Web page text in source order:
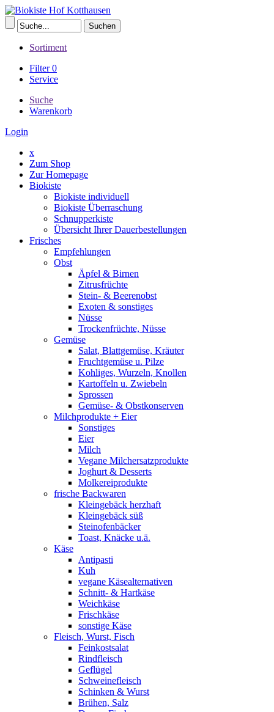
Sortiment
Filter0
Service
Suche
Warenkorb
Login
x
Zum Shop
Zur Homepage
Biokiste
Biokiste individuell
Biokiste Überraschung
Schnupperkiste
Übersicht Ihrer Dauerbestellungen
Frisches
Empfehlungen
Obst
Äpfel & Birnen
Zitrusfrüchte
Stein- & Beerenobst
Exoten & sonstiges
Nüsse
Trockenfrüchte, Nüsse
Gemüse
Salat, Blattgemüse, Kräuter
Fruchtgemüse u. Pilze
Kohliges, Wurzeln, Knollen
Kartoffeln u. Zwiebeln
Sprossen
Gemüse- & Obstkonserven
Milchprodukte + Eier
Sonstiges
Eier
Milch
Vegane Milchersatzprodukte
Joghurt & Desserts
Molkereiprodukte
frische Backwaren
Kleingebäck herzhaft
Kleingebäck süß
Steinofenbäcker
Toast, Knäcke u.ä.
Käse
Antipasti
Kuh
vegane Käsealternativen
Schnitt- & Hartkäse
Weichkäse
Frischkäse
sonstige Käse
Fleisch, Wurst, Fisch
Feinkostsalat
Rindfleisch
Geflügel
Schweinefleisch
Schinken & Wurst
Brühen, Salz